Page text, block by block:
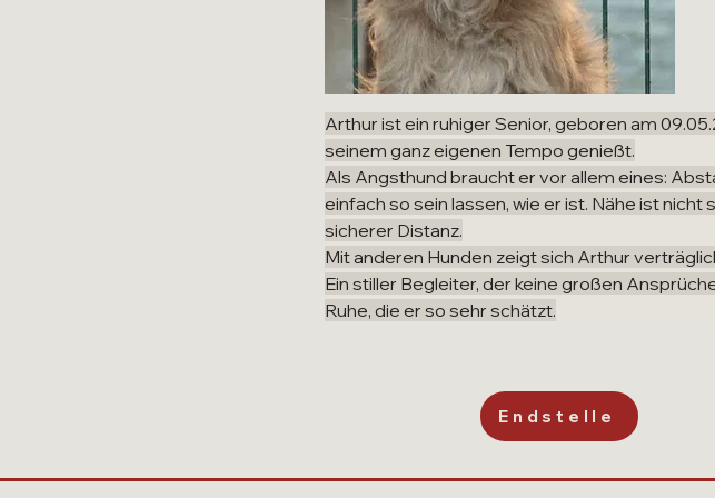
Endstelle
Arthur ist ein ruhiger Senior, geboren am
seinem ganz eigenen Tempo genießt.
Als Angsthund braucht er vor allem eines:
einfach so sein lassen, wie er ist. Nähe ist
sicherer Distanz.
Mit anderen Hunden zeigt sich Arthur
Ein stiller Begleiter, der keine großen
Ruhe, die er so sehr schätzt.